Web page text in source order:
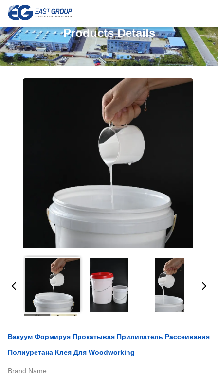
Products Details
Вакуум Формируя Прокатывая Прилипатель Рассеивания
Полиуретана Клея Для Woodworking
Brand Name: